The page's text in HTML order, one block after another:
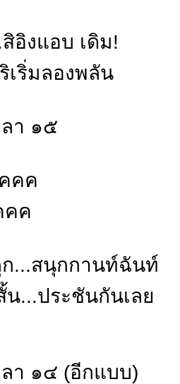
อิงแอบ เดิม!
เริ่มลองพลัน
า ๑๕
คค
คค
ก...สนุกกานท์ฉันท์
น...ประชันกันเลย
า ๑๔ (อีกแบบ)